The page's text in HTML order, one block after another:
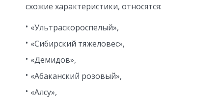
схожие характеристики, относятся:
«Ультраскороспелый»,
«Сибирский тяжеловес»,
«Демидов»,
«Абаканский розовый»,
«Алсу»,